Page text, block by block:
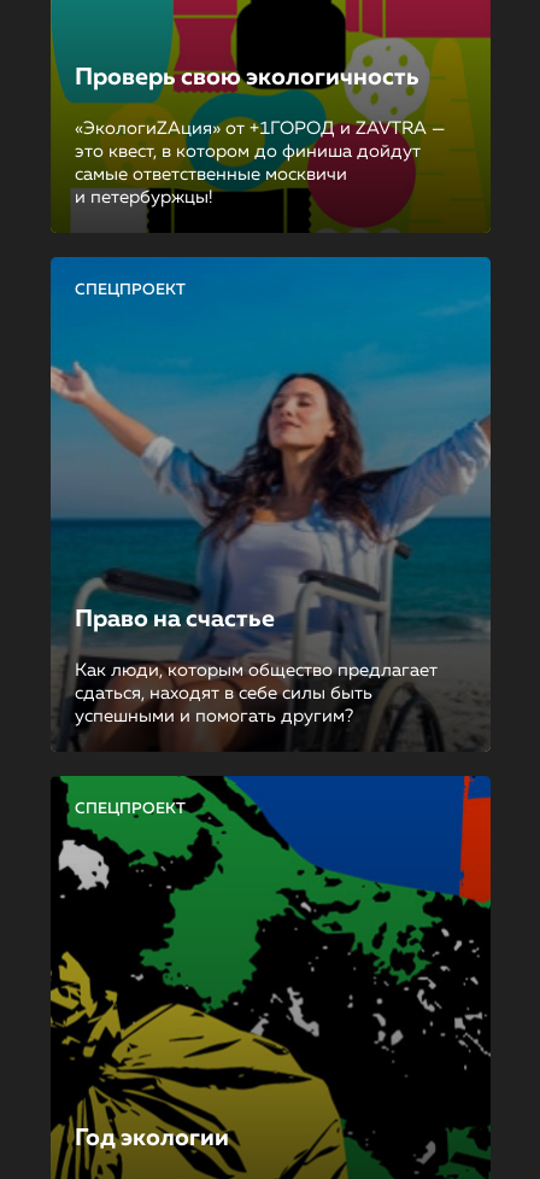
Проверь свою экологичность
«ЭкологиZAция» от +1ГОРОД и ZAVTRA —
это квест, в котором до финиша дойдут
самые ответственные москвичи
и петербуржцы!
СПЕЦПРОЕКТ
Право на счастье
Как люди, которым общество предлагает
сдаться, находят в себе силы быть
успешными и помогать другим?
СПЕЦПРОЕКТ
Год экологии